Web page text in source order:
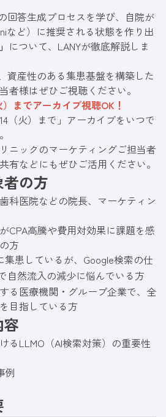
回答生成プロセスを学び、自院が
など）に推奨される状態を作り出
について、LANYが徹底解説しま
資産性のある集患基盤を構築した
者様はぜひご視聴ください。
までアーカイブ視聴OK！
（火）まで」アーカイブをいつで
ニックのマーケティングご担当者
有などにもぜひご活用ください。
の方
科医院などの院長、マーケティン
CPA高騰や費用対効果に課題を感
方
患しているが、Google検索の仕
自然流入の減少に悩んでいる方
る医療機関・グループ企業で、全
目指している方
容
るLLMO（AI検索対策）の重要性
例